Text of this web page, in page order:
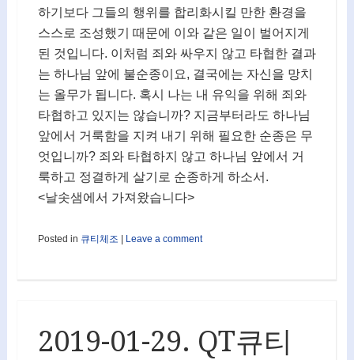
하기보다 그들의 행위를 합리화시킬 만한 환경을
스스로 조성했기 때문에 이와 같은 일이 벌어지게
된 것입니다. 이처럼 죄와 싸우지 않고 타협한 결과
는 하나님 앞에 불순종이요, 결국에는 자신을 망치
는 올무가 됩니다. 혹시 나는 내 유익을 위해 죄와
타협하고 있지는 않습니까? 지금부터라도 하나님
앞에서 거룩함을 지켜 내기 위해 필요한 순종은 무
엇입니까? 죄와 타협하지 않고 하나님 앞에서 거
룩하고 정결하게 살기로 순종하게 하소서.
<날솟샘에서 가져왔습니다>
Posted in 큐티체조 Leave a comment
2019-01-29. QT큐티